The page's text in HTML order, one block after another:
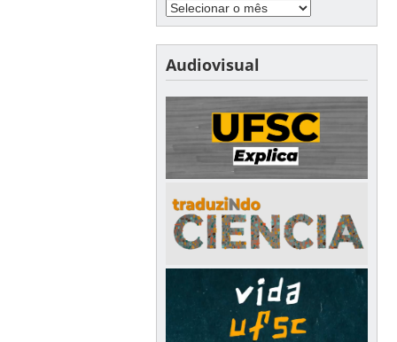
Audiovisual